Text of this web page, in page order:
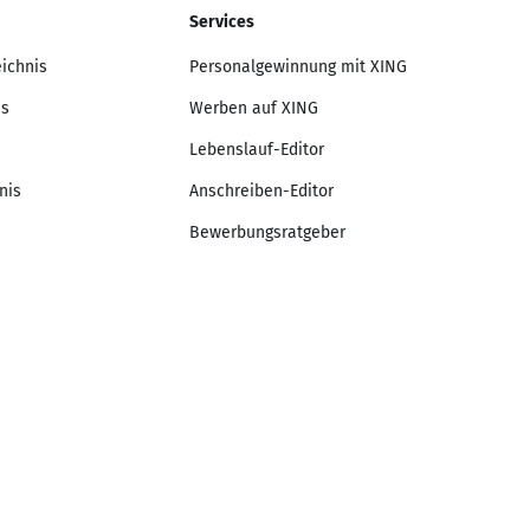
Services
Personalgewinnung mit XING
Werben auf XING
Lebenslauf-Editor
Anschreiben-Editor
Bewerbungsratgeber